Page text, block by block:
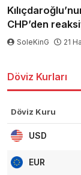
CHP’den
SoleKinG 21
Döviz Kurları
Döviz Kuru
USD
EUR